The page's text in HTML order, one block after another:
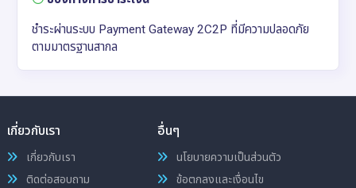
ชำระผ่านระบบ Payment Gateway 2C2P ที่มีความปลอดภัย
ตามมาตรฐานสากล
เกี่ยวกับเรา
เกี่ยวกับเรา
ติดต่อสอบถาม
อื่นๆ
นโยบายความเป็นส่วนตัว
ข้อตกลงและเงื่อนไข